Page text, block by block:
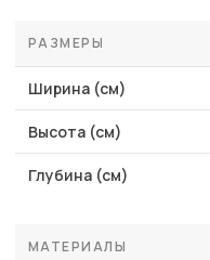
РАЗМЕРЫ
Ширина (см)
Высота (см)
Глубина (см)
МАТЕРИАЛЫ